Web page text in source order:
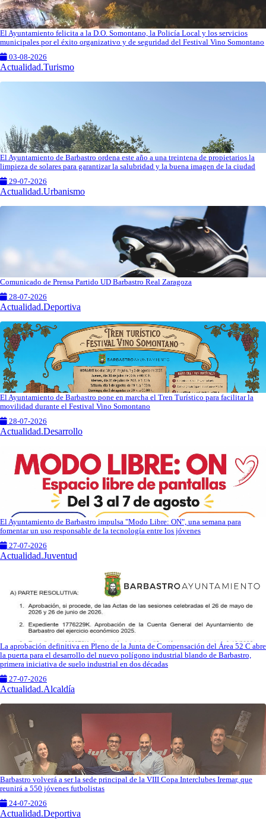
El Ayuntamiento felicita a la D.O. Somontano, la Policía Local y los servicios
municipales por el éxito organizativo y de seguridad del Festival Vino Somontano
03-08-2026
Actualidad.Turismo
El Ayuntamiento de Barbastro ordena este año a una treintena de propietarios la
limpieza de solares para garantizar la salubridad y la buena imagen de la ciudad
29-07-2026
Actualidad.Urbanismo
Comunicado de Prensa Partido UD Barbastro Real Zaragoza
28-07-2026
Actualidad.Deportiva
El Ayuntamiento de Barbastro pone en marcha el Tren Turístico para facilitar la
movilidad durante el Festival Vino Somontano
28-07-2026
Actualidad.Desarrollo
El Ayuntamiento de Barbastro impulsa "Modo Libre: ON", una semana para
fomentar un uso responsable de la tecnología entre los jóvenes
27-07-2026
Actualidad.Juventud
La aprobación definitiva en Pleno de la Junta de Compensación del Área 52 C abre
la puerta para el desarrollo del nuevo polígono industrial blando de Barbastro,
primera iniciativa de suelo industrial en dos décadas
27-07-2026
Actualidad.Alcaldía
Barbastro volverá a ser la sede principal de la VIII Copa Interclubes Iremar, que
reunirá a 550 jóvenes futbolistas
24-07-2026
Actualidad.Deportiva